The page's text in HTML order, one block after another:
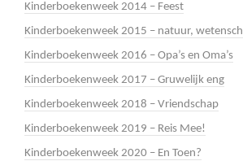
Kinderboekenweek 2014 – Feest
Kinderboekenweek 2015 – natuur,
Kinderboekenweek 2016 – Opa’s en Oma’s
Kinderboekenweek 2017 – Gruwelijk eng
Kinderboekenweek 2018 – Vriendschap
Kinderboekenweek 2019 – Reis Mee!
Kinderboekenweek 2020 – En Toen?